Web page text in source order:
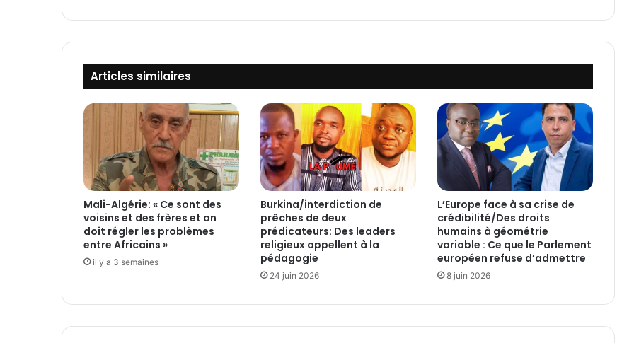
m
S
n
k
a
:
L
P
T
i
d
c
e
S
a
r
i
a
,
v
l
a
e
Articles similaires
Mali-Algérie: « Ce sont des
voisins et des frères et on
doit régler les problèmes
entre Africains »
il y a 3 semaines
Burkina/interdiction de
prêches de deux
prédicateurs: Des leaders
religieux appellent à la
pédagogie
24 juin 2026
L’Europe face à sa crise de
crédibilité/Des droits
humains à géométrie
variable : Ce que le Parlement
européen refuse d’admettre
8 juin 2026